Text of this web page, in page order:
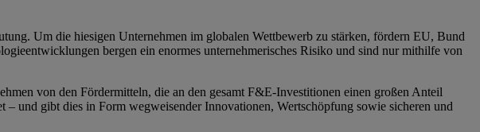
Um die hiesigen Unternehmen im globalen Wettbewerb zu stärken, fördern EU, Bund
bergen ein enormes unternehmerisches Risiko und sind nur mithilfe von
von den Fördermitteln, die an den gesamt F&E-Investitionen einen großen Anteil
und gibt dies in Form wegweisender Innovationen, Wertschöpfung sowie sicheren und